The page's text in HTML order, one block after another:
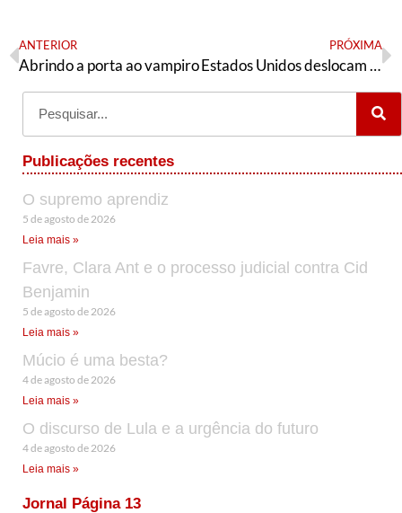
ANTERIOR
Abrindo a porta ao vampiro
PRÓXIMA
Estados Unidos deslocam força naval para perto da Venezuela
Publicações recentes
O supremo aprendiz
5 de agosto de 2026
Leia mais »
Favre, Clara Ant e o processo judicial contra Cid
Benjamin
5 de agosto de 2026
Leia mais »
Múcio é uma besta?
4 de agosto de 2026
Leia mais »
O discurso de Lula e a urgência do futuro
4 de agosto de 2026
Leia mais »
Jornal Página 13